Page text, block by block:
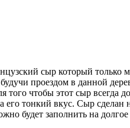
сыр который только
проездом в данной
того чтобы этот сыр всегда
тонкий вкус. Сыр сделан
будет заполнить на долгое